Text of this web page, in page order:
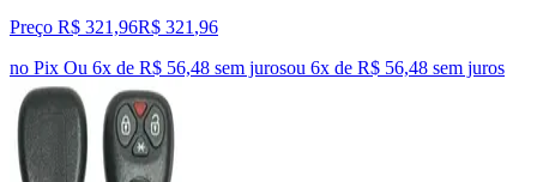
Preço R$ 321,96R$ 321 ,96
no Pix Ou 6x de R$ 56,48 sem jurosou 6x de R$ 56,48 sem juros